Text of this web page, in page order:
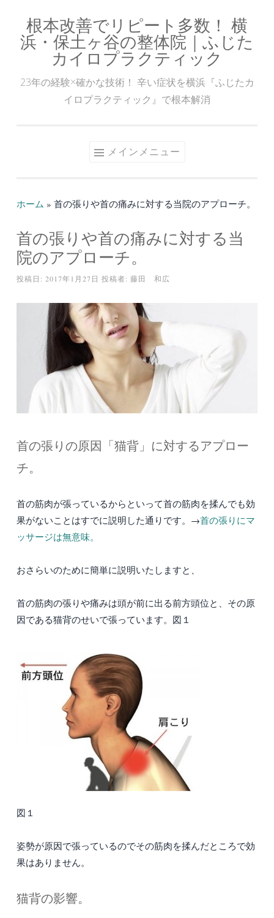
ン
根本改善でリピート多数！ 横
浜・保土ヶ谷の整体院｜ふじた
カイロプラクティック
23年の経験×確かな技術！ 辛い症状を横浜『ふじたカ
イロプラクティック』で根本解消
メインメニュー
ホーム » 首の張りや首の痛みに対する当院のアプローチ。
首の張りや首の痛みに対する当
院のアプローチ。
投稿日: 2017年1月27日 投稿者: 藤田 和広
首の張りの原因「猫背」に対するアプロー
チ。
首の筋肉が張っているからといって首の筋肉を揉んでも効
果がないことはすでに説明した通りです。→首の張りにマ
ッサージは無意味。
おさらいのために簡単に説明いたしますと、
首の筋肉の張りや痛みは頭が前に出る前方頭位と、その原
因である猫背のせいで張っています。図１
図１
姿勢が原因で張っているのでその筋肉を揉んだところで効
果はありません。
猫背の影響。